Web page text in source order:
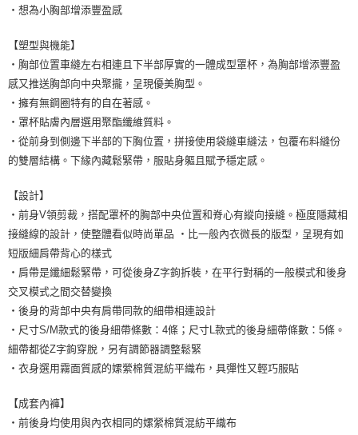
・想為小胸部增添豐盈感
【塑型與機能】
・胸部位置車縫左右相連且下半部厚實的一體成型罩杯，為胸部增添豐盈
感又推送胸部向中央聚攏，呈現優美胸型。
・擁有無鋼圈特有的自在著感。
・罩杯貼膚內層選用聚酯纖維質料。
・從前身到側邊下半部的下胸位置，拼接使用袋縫車縫法，包覆布料縫份
的雙層結構。下緣內藏鬆緊帶，服貼身軀且賦予穩定感。
【設計】
・前身V領剪裁，搭配罩杯的胸部中央位置和脊心有縱向接縫。極度隱藏相
接縫線的設計，使整體看似時尚單品 ・比一般內衣微長的版型，呈現有如
短版細肩帶背心的樣式
・肩帶是纖細鬆緊帶，可從後身Z字鉤拆裝，在平行對稱的一般模式和後身
交叉模式之間交替變換
・後身的背部中央有肩帶同款的細帶相連設計
・尺寸S/M款式的後身細帶條數：4條；尺寸L款式的後身細帶條數：5條。
細帶都從Z字鉤穿脫，另有調節器調整鬆緊
・衣身選用霧面質感的嫘縈棉質混紡平織布，具彈性又輕巧服貼
【成套內褲】
・前後身均使用與內衣相同的嫘縈棉質混紡平織布